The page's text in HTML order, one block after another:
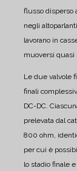
flusso disperso
negli
lavorano in
muoversi quasi
Le due valvole
finali
DC-DC.
prelevata dal
800 ohm,
per cui è
lo stadio finale e